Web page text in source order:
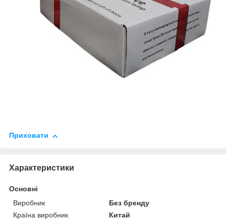
Приховати
Характеристики
Основні
Виробник
Без бренду
Країна виробник
Китай